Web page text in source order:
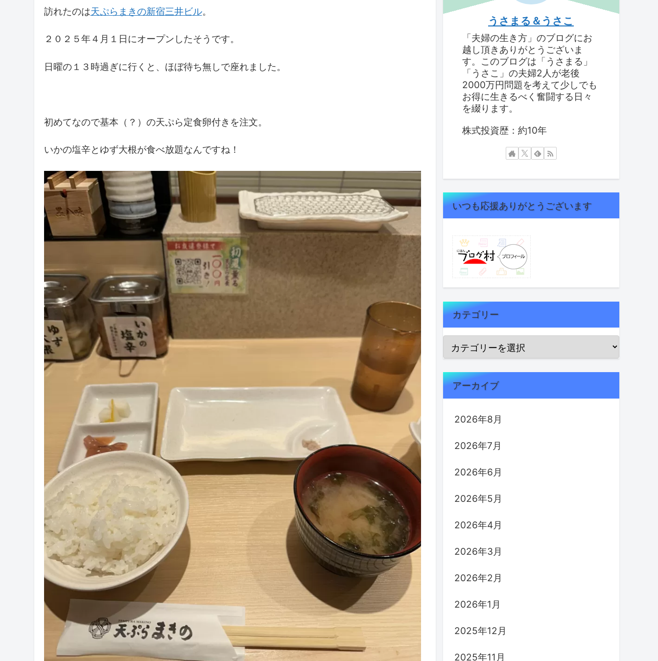
訪れたのは天ぷらまきの新宿三井ビル。
２０２５年４月１日にオープンしたそうです。
日曜の１３時過ぎに行くと、ほぼ待ち無しで座れました。
初めてなので基本（？）の天ぷら定食卵付きを注文。
いかの塩辛とゆず大根が食べ放題なんですね！
うさまる＆うさこ
「夫婦の生き方」のブログにお
越し頂きありがとうございま
す。このブログは「うさまる」
「うさこ」の夫婦2人が老後
2000万円問題を考えて少しでも
お得に生きるべく奮闘する日々
を綴ります。
株式投資歴：約10年
いつも応援ありがとうございます
カテゴリー
アーカイブ
2026年8月
2026年7月
2026年6月
2026年5月
2026年4月
2026年3月
2026年2月
2026年1月
2025年12月
2025年11月